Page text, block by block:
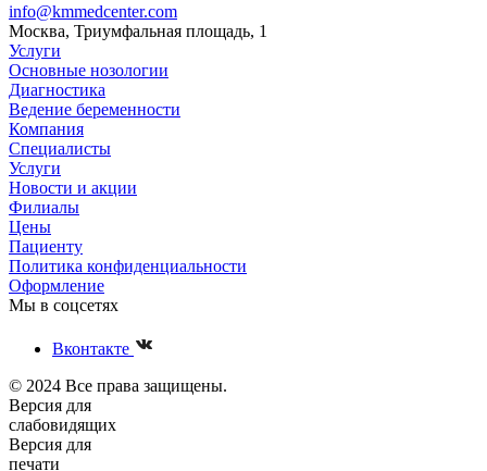
info@kmmedcenter.com
Москва, Триумфальная площадь, 1
Услуги
Основные нозологии
Диагностика
Ведение беременности
Компания
Специалисты
Услуги
Новости и акции
Филиалы
Цены
Пациенту
Политика конфиденциальности
Оформление
Мы в соцсетях
Вконтакте
© 2024 Все права защищены.
Версия для
слабовидящих
Версия для
печати